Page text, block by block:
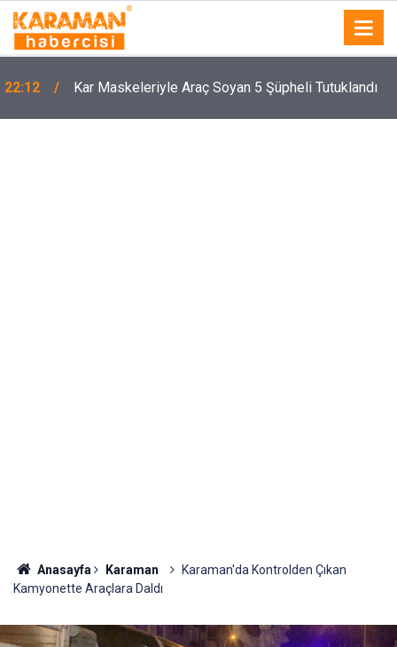
22:12 Kar Maskeleriyle Araç Soyan 5 Şüpheli Tutuklandı
Anasayfa Karaman
Karaman'da Kontrolden Çıkan
Kamyonette Araçlara Daldı